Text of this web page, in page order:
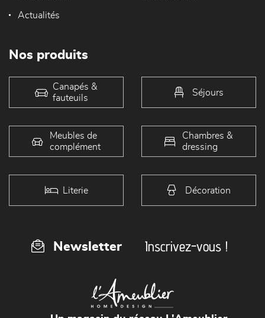
Actualités
Nos produits
Canapés &
fauteuils
Séjours
Meubles de
complément
Chambres &
dressing
Literie Décoration
Newsletter Inscrivez-vous !